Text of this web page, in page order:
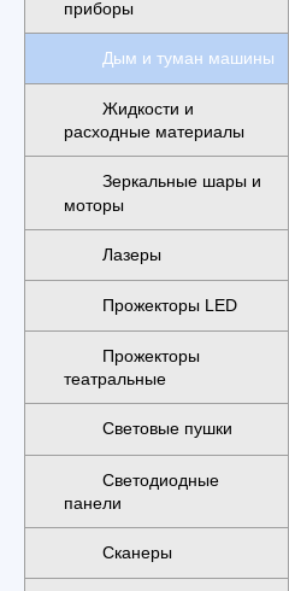
приборы
Дым и туман машины
Жидкости и
расходные материалы
Зеркальные шары и
моторы
Лазеры
Прожекторы LED
Прожекторы
театральные
Световые пушки
Светодиодные
панели
Сканеры